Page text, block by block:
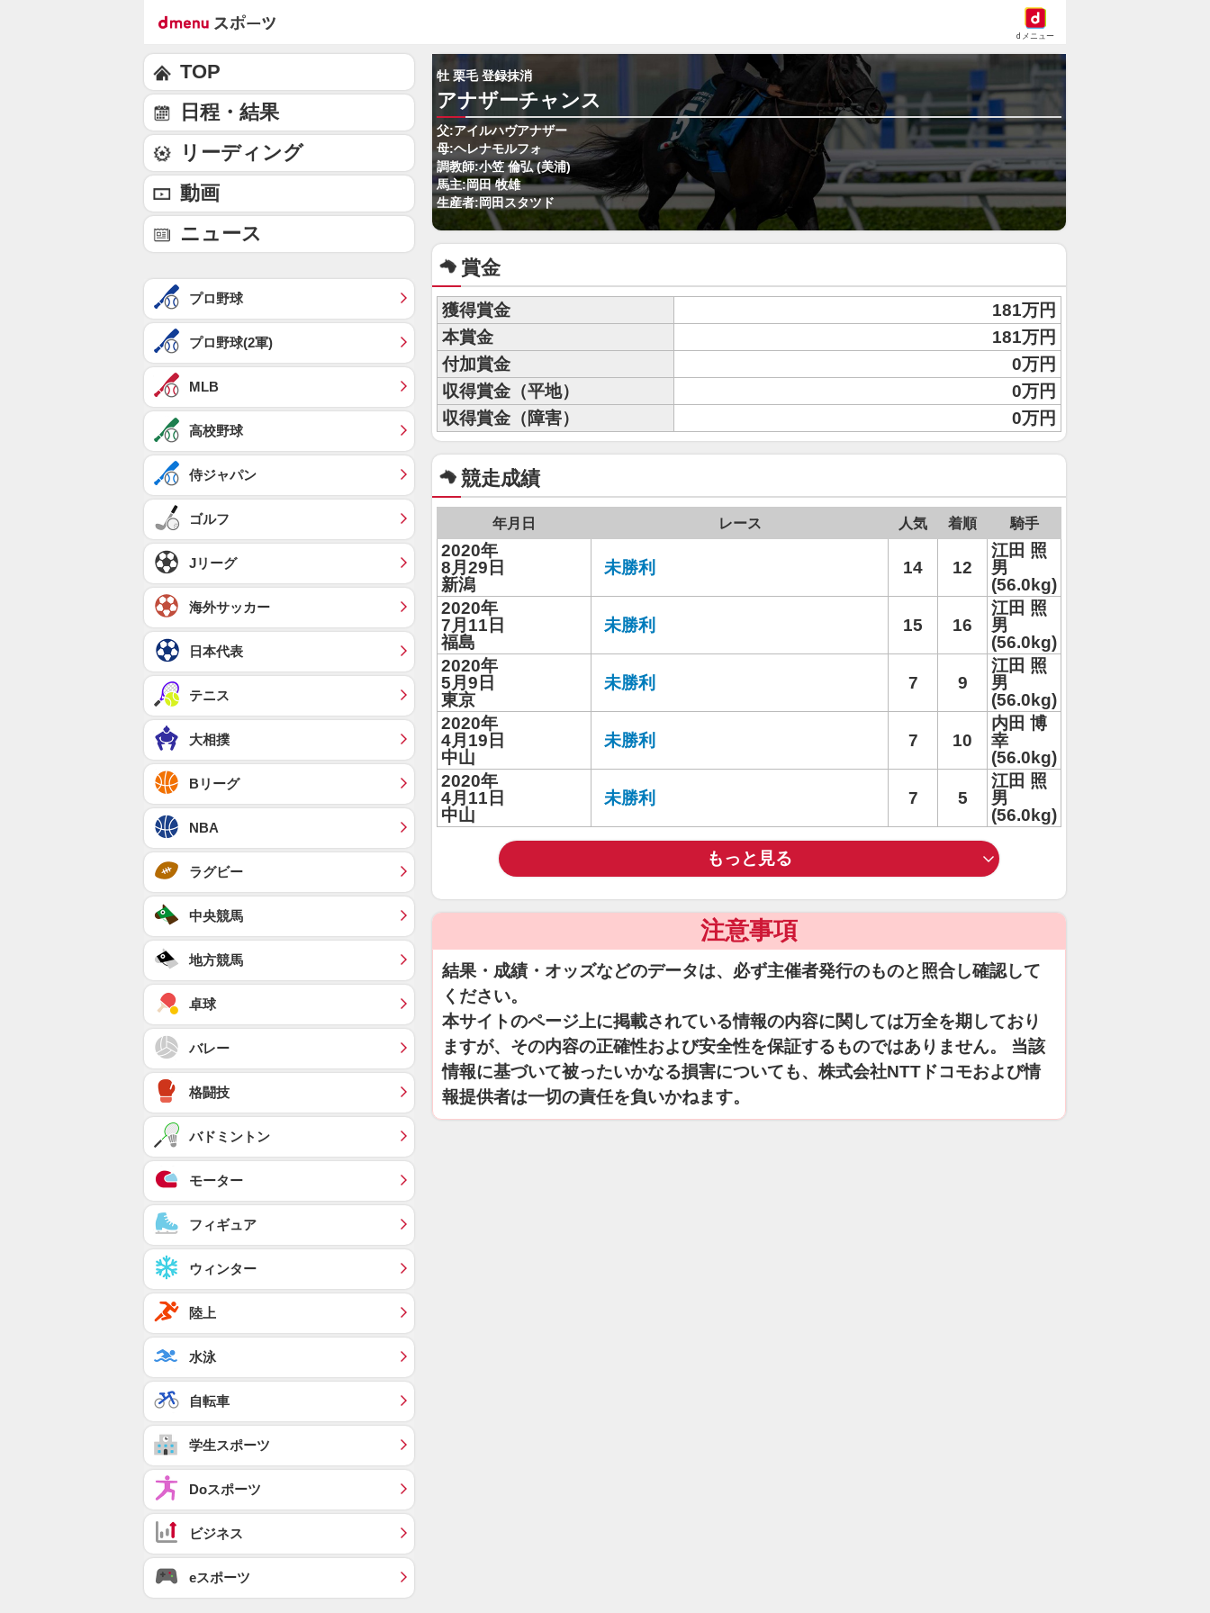
dメニュー
牡 栗毛 登録抹消
アナザーチャンス
父:アイルハヴアナザー
母:ヘレナモルフォ
調教師:小笠 倫弘 (美浦)
馬主:岡田 牧雄
生産者:岡田スタツド
賞金
獲得賞金
181万円
本賞金
181万円
付加賞金
0万円
収得賞金（平地）
0万円
収得賞金（障害）
0万円
競走成績
年月日 レース 人気 着順 騎手
2020年
8月29日
新潟
未勝利 14 12
江田 照
男
(56.0kg)
2020年
7月11日
福島
未勝利 15 16
江田 照
男
(56.0kg)
2020年
5月9日
東京
未勝利 7 9
江田 照
男
(56.0kg)
2020年
4月19日
中山
未勝利 7 10
内田 博
幸
(56.0kg)
2020年
4月11日
中山
未勝利 7 5
江田 照
男
(56.0kg)
もっと見る
注意事項
結果・成績・オッズなどのデータは、必ず主催者発行のものと照合し確認して
ください。
本サイトのページ上に掲載されている情報の内容に関しては万全を期しており
ますが、その内容の正確性および安全性を保証するものではありません。 当該
情報に基づいて被ったいかなる損害についても、株式会社NTTドコモおよび情
報提供者は一切の責任を負いかねます。
TOP
日程・結果
リーディング
動画
ニュース
プロ野球
プロ野球(2軍)
MLB
高校野球
侍ジャパン
ゴルフ
Jリーグ
海外サッカー
日本代表
テニス
大相撲
Bリーグ
NBA
ラグビー
中央競馬
地方競馬
卓球
バレー
格闘技
バドミントン
モーター
フィギュア
ウィンター
陸上
水泳
自転車
学生スポーツ
Doスポーツ
ビジネス
eスポーツ